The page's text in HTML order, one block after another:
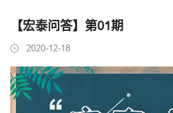
【宏泰问答】第01期
2020-12-18